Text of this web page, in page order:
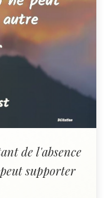
de l'absence
supporter